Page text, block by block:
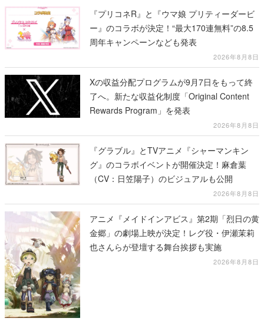
『プリコネR』と『ウマ娘 プリティーダービ
ー』のコラボが決定！“最大170連無料”の8.5
周年キャンペーンなども発表
2026年8月8日
Xの収益分配プログラムが9月7日をもって終
了へ。新たな収益化制度「Original Content
Rewards Program」を発表
2026年8月8日
『グラブル』とTVアニメ『シャーマンキン
グ』のコラボイベントが開催決定！麻倉葉
（CV：日笠陽子）のビジュアルも公開
2026年8月8日
アニメ『メイドインアビス』第2期「烈日の黄
金郷」の劇場上映が決定！レグ役・伊瀬茉莉
也さんらが登壇する舞台挨拶も実施
2026年8月8日